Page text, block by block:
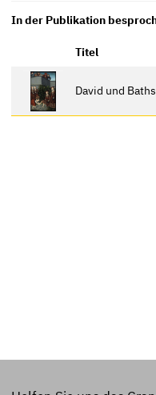
In der Publikation
Titel
David und